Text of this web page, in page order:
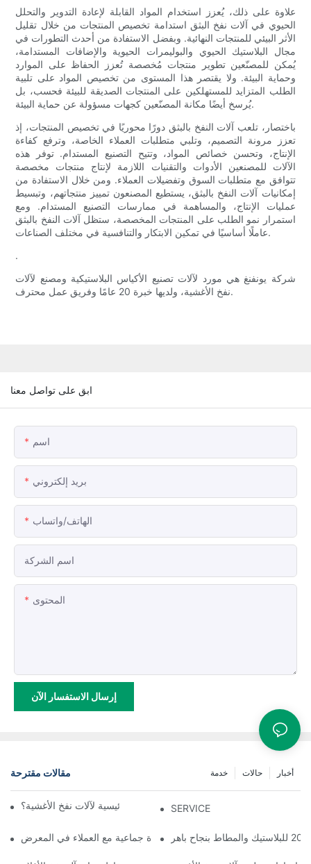
علاوة على ذلك، يُعزز استخدام المواد القابلة لإعادة التدوير والتحلل
الحيوي في آلات نفخ البثق استدامة تخصيص المنتجات من خلال تقليل
الأثر البيئي للمنتجات النهائية. وبفضل الاستفادة من أحدث التطورات في
مجال البلاستيك الحيوي والبوليمرات الحيوية والإضافات المستدامة،
يُمكن للمصنّعين تطوير منتجات مُخصصة تُعزز الحفاظ على الموارد
وحماية البيئة. ولا يقتصر هذا المستوى من تخصيص المواد على تلبية
الطلب المتزايد للمستهلكين على المنتجات الصديقة للبيئة فحسب، بل
يُرسخ أيضًا مكانة المصنّعين كجهات مسؤولة عن حماية البيئة.
باختصار، تلعب آلات النفخ بالبثق دورًا محوريًا في تخصيص المنتجات، إذ
تعزز مرونة التصميم، وتلبي متطلبات العملاء الخاصة، وترفع كفاءة
الإنتاج، وتحسن خصائص المواد، وتتيح التصنيع المستدام. توفر هذه
الآلات للمصنعين الأدوات والتقنيات اللازمة لإنتاج منتجات مخصصة
تتوافق مع متطلبات السوق وتفضيلات العملاء. ومن خلال الاستفادة من
إمكانيات آلات النفخ بالبثق، يستطيع المصنعون تمييز منتجاتهم، وتبسيط
عمليات الإنتاج، والمساهمة في ممارسات التصنيع المستدام. ومع
استمرار نمو الطلب على المنتجات المخصصة، ستظل آلات النفخ بالبثق
عاملًا أساسيًا في تمكين الابتكار والتنافسية في مختلف الصناعات.
.
شركة يونفنغ هي مورد لآلات تصنيع الأكياس البلاستيكية ومصنع لآلات
نفخ الأغشية، ولديها خبرة 20 عامًا وفريق عمل محترف.
ابق على تواصل معنا
اسم
بريد إلكتروني
الهاتف/واتساب
اسم الشركة
المحتوى
إرسال الاستفسار الآن
مقالات مقترحة أخبار حالات خدمة
هل تتجاهل هذه الجوانب الرئيسية لآلات نفخ الأغشية؟
SERVICE
صورة جماعية مع العملاء في المعرض